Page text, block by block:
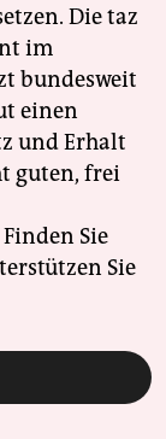
Die taz
im
bundesweit
einen
und Erhalt
guten, frei
Sie
Sie